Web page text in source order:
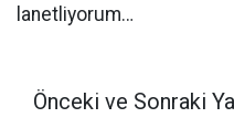
lanetliyorum…
Önceki ve Sonraki